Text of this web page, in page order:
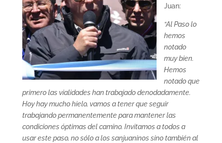
Juan:
“Al Paso lo
hemos
notado
muy bien.
Hemos
notado que
primero las vialidades han trabajado denodadamente.
Hoy hay mucho hielo, vamos a tener que seguir
trabajando permanentemente para mantener las
condiciones óptimas del camino. Invitamos a todos a
usar este paso, no sólo a los sanjuaninos sino también al